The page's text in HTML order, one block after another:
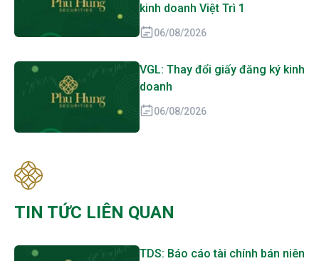
kinh doanh Việt Trì 1
06/08/2026
VGL: Thay đổi giấy đăng ký kinh
doanh
06/08/2026
TIN TỨC LIÊN QUAN
TDS: Báo cáo tài chính bán niên